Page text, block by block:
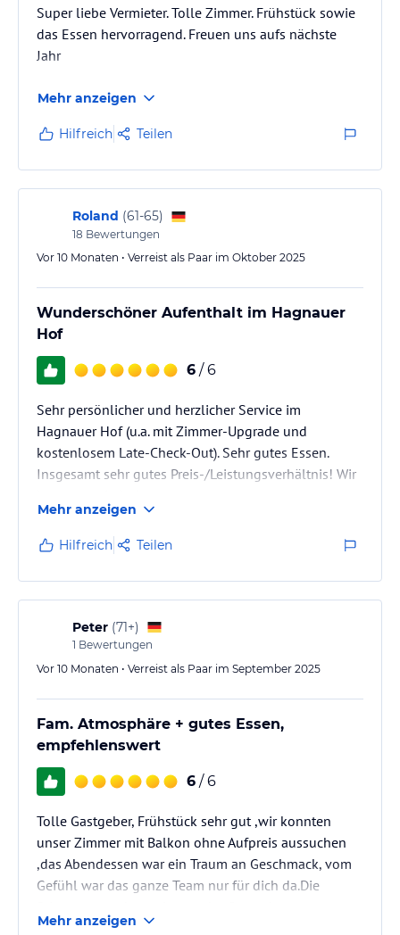
Super liebe Vermieter. Tolle Zimmer. Frühstück sowie
das Essen hervorragend. Freuen uns aufs nächste
Jahr
Mehr anzeigen
Hilfreich Teilen
Roland (61-65)
18 Bewertungen
Vor 10 Monaten • Verreist als Paar im Oktober 2025
Wunderschöner Aufenthalt im Hagnauer
Hof
6 / 6
Sehr persönlicher und herzlicher Service im
Hagnauer Hof (u.a. mit Zimmer-Upgrade und
kostenlosem Late-Check-Out). Sehr gutes Essen.
Insgesamt sehr gutes Preis-/Leistungsverhältnis! Wir
Mehr anzeigen
Hilfreich Teilen
Peter (71+)
1 Bewertungen
Vor 10 Monaten • Verreist als Paar im September 2025
Fam. Atmosphäre + gutes Essen,
empfehlenswert
6 / 6
Tolle Gastgeber, Frühstück sehr gut ,wir konnten
unser Zimmer mit Balkon ohne Aufpreis aussuchen
,das Abendessen war ein Traum an Geschmack, vom
Gefühl war das ganze Team nur für dich da.Die
ansteckend. Es war uns eine Ehre, Gast im Hotel
Mehr anzeigen